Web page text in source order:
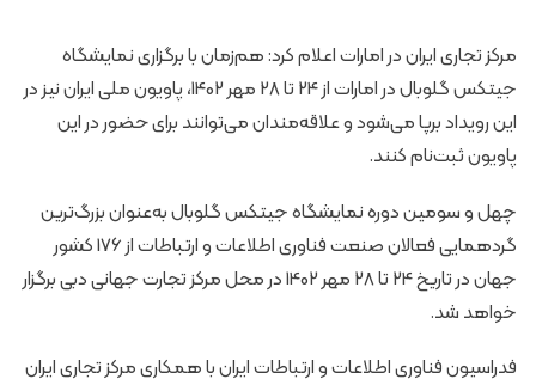
مرکز تجاری ایران در امارات اعلام کرد: هم‌زمان با برگزاری نمایشگاه
جیتکس گلوبال در امارات از 24 تا 28 مهر 1402، پاویون ملی ایران نیز در
این رویداد برپا می‌شود و علاقه‌مندان می‌توانند برای حضور در این
پاویون ثبت‌نام کنند.
چهل و سومین دوره نمایشگاه جیتکس گلوبال به‌عنوان بزرگ‌ترین
گردهمایی فعالان صنعت فناوری اطلاعات و ارتباطات از 176 کشور
جهان در تاریخ 24 تا 28 مهر 1402 در محل مرکز تجارت جهانی دبی برگزار
خواهد شد.
فدراسیون فناوری اطلاعات و ارتباطات ایران با همکاری مرکز تجاری ایران